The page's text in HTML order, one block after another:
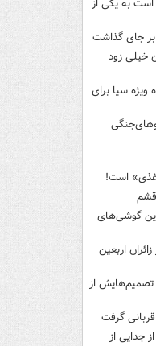
به یکی از
خیلی زود
ویژه سیا برای
است!
قشم
گوشی‌های
اربعین
تصمیم‌هایش از
جدایی از